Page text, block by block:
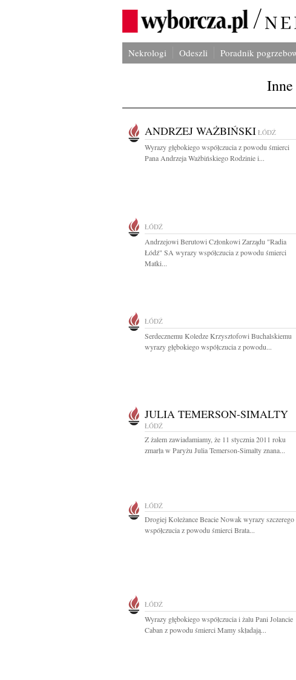
Nekrologi Odeszli Poradnik
ANDRZEJ WAŻBIŃSKI ŁÓDŹ
Wyrazy głębokiego współczucia z powodu śmierci
Pana Andrzeja Ważbińskiego Rodzinie i...
ŁÓDŹ
Andrzejowi Berutowi Członkowi Zarządu "Radia
Łódź" SA wyrazy współczucia z powodu śmierci
Matki...
ŁÓDŹ
Serdecznemu Koledze Krzysztofowi Buchalskiemu
wyrazy głębokiego współczucia z powodu...
JULIA TEMERSON-SIMALTY
ŁÓDŹ
Z żalem zawiadamiamy, że 11 stycznia 2011 roku
zmarła w Paryżu Julia Temerson-Simalty znana...
ŁÓDŹ
Drogiej Koleżance Beacie Nowak wyrazy szczerego
współczucia z powodu śmierci Brata...
ŁÓDŹ
Wyrazy głębokiego współczucia i żalu Pani Jolancie
Caban z powodu śmierci Mamy składają...